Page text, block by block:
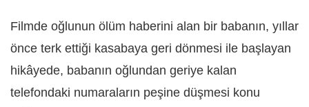
Filmde oğlunun ölüm haberini alan bir babanın, yıllar
önce terk ettiği kasabaya geri dönmesi ile başlayan
hikâyede, babanın oğlundan geriye kalan
telefondaki numaraların peşine düşmesi konu